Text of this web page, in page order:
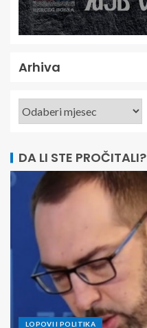
Arhiva
DA LI STE PROČITALI?
LOPOVI I POLITIKA